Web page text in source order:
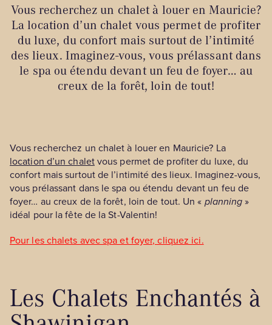
Vous recherchez un chalet à louer en Mauricie?
La location d’un chalet vous permet de profiter
du luxe, du confort mais surtout de l’intimité
des lieux. Imaginez-vous, vous prélassant dans
le spa ou étendu devant un feu de foyer… au
creux de la forêt, loin de tout!
Vous recherchez un chalet à louer en Mauricie? La
location d’un chaletvous permet de profiter du luxe, du
confort mais surtout de l’intimité des lieux. Imaginez-vous,
vous prélassant dans le spa ou étendu devant un feu de
foyer… au creux de la forêt, loin de tout. Un « planning»
idéal pour la fête de la St-Valentin!
Pour les chalets avec spa et foyer, cliquez ici.
Les Chalets Enchantés à